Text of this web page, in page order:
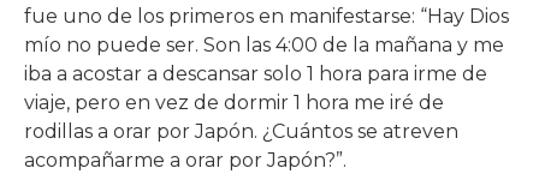
fue uno de los primeros en manifestarse: “Hay Dios
mío no puede ser. Son las 4:00 de la mañana y me
iba a acostar a descansar solo 1 hora para irme de
viaje, pero en vez de dormir 1 hora me iré de
rodillas a orar por Japón. ¿Cuántos se atreven
acompañarme a orar por Japón?”.